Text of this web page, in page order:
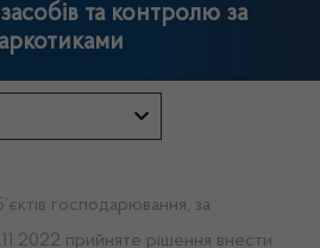
та контролю за
господарювання, за
прийняте рішення внести